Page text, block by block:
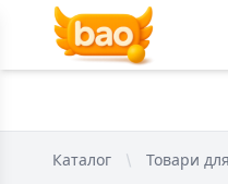
Каталог Товари